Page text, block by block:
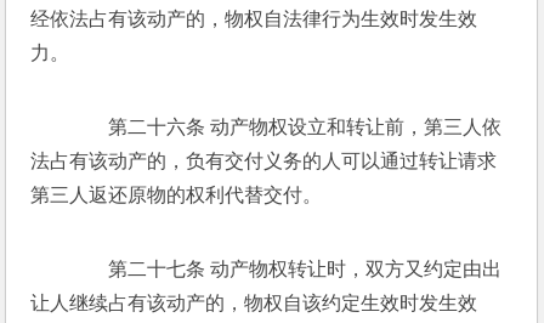
经依法占有该动产的，物权自法律行为生效时发生效
力。
第二十六条 动产物权设立和转让前，第三人依
法占有该动产的，负有交付义务的人可以通过转让请求
第三人返还原物的权利代替交付。
第二十七条 动产物权转让时，双方又约定由出
让人继续占有该动产的，物权自该约定生效时发生效